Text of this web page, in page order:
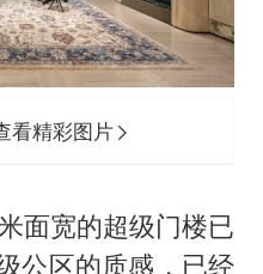
看精彩图片
面宽的超级门楼已
公区的质感，已经